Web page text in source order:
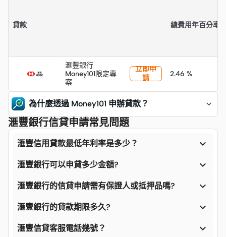
貸款 總費用年百分率
滙豐銀行
Money101限定專
案
立即申
請
2.46 %
為什麼透過 Money101 申辦貸款？
滙豐銀行信貸申請常見問題
滙豐信用貸款最低年利率是多少？ 
滙豐銀行可以申貸多少金額? 
滙豐銀行的信貸申請需有保證人或抵押品嗎? 
滙豐銀行的貸款期限多久? 
滙豐信貸客服電話幾號？ 